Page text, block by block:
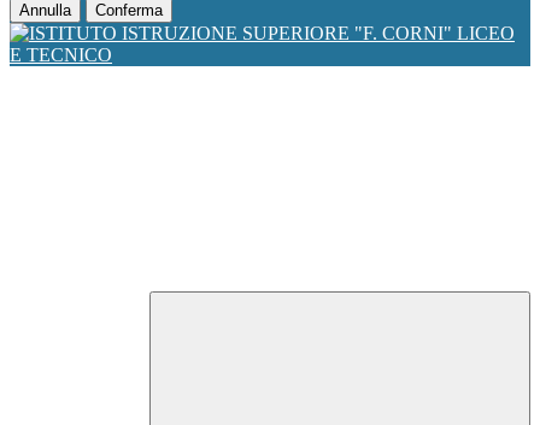
Annulla Conferma